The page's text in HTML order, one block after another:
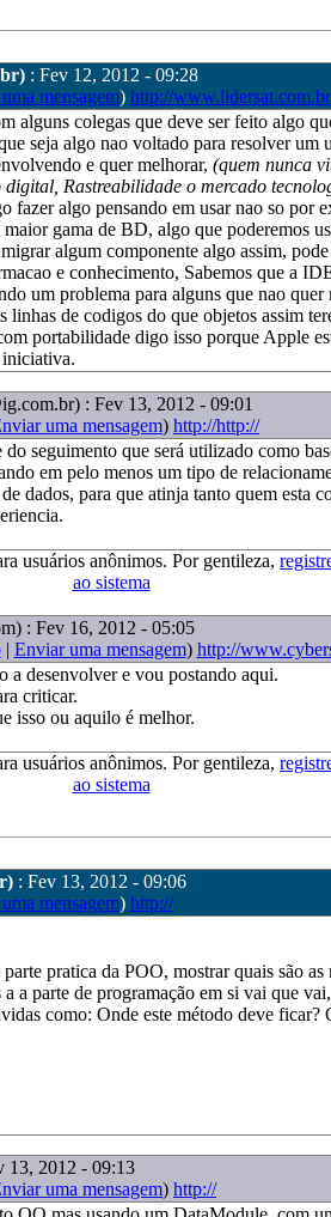
: Fev 12, 2012 - 09:28
mensagem) http://www.lidersat.com.br
alguns colegas que deve ser feito algo
seja algo nao voltado para resolver um
e quer melhorar, (quem nunca
Rastreabilidade o mercado
fazer algo pensando em usar nao so por
gama de BD, algo que poderemos
algum componente algo assim,
e conhecimento, Sabemos que a
um problema para alguns que nao
linhas de codigos do que objetos assim
portabilidade digo isso porque Apple
: Fev 13, 2012 - 09:01
uma mensagem) http://http://
seguimento que será utilizado como
em pelo menos um tipo de
dados, para que atinja tanto quem esta
usuários anônimos. Por gentileza,
ao sistema
: Fev 16, 2012 - 05:05
| Enviar uma mensagem) http://
a desenvolver e vou postando aqui.
criticar.
isso ou aquilo é melhor.
usuários anônimos. Por gentileza,
ao sistema
: Fev 13, 2012 - 09:06
mensagem) http://
pratica da POO, mostrar quais são as
a parte de programação em si vai que
como: Onde este método deve ficar?
13, 2012 - 09:13
uma mensagem) http://